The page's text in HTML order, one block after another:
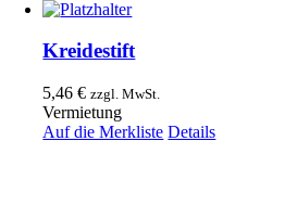
Kreidestift
5,46€ zzgl. MwSt.
Vermietung
Auf die Merkliste Details